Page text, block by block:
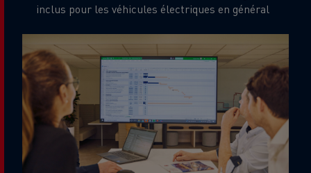
inclus pour les véhicules électriques en général